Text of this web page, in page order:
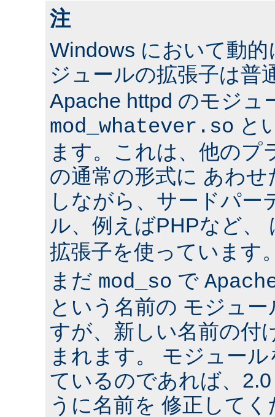
注
Windows において動
ジュールの拡張子は普
Apache httpd のモジュ
mod_whatever.so と
ます。これは、他のプ
の通常の形式に あわ
しながら、サードパー
ル、例えばPHPなど、
拡張子を使っています
まだ mod_so で
という名前の モジュ
すが、新しい名前の付
まれます。 モジュー
ているのであれば、
うに名前を 修正して